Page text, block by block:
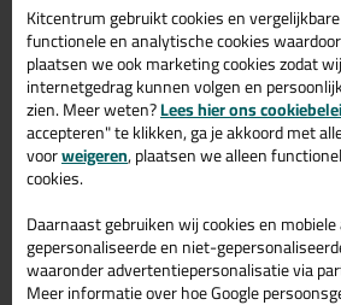
Tips & tricks voor Otto
In de volgende blogs wordt dit product
Hoe kit ik een (natuursteen)
Welke Otto primer heb ik nodig?
Gerelateerde
Kitcentrum gebruikt cookies en
functionele en analytische cookies
plaatsen we ook marketing cookies zodat
internetgedrag kunnen volgen en
zien. Meer weten?Lees hier ons
accepteren" te klikken, ga je akkoord met
voorweigeren, plaatsen we alleen
cookies.
Daarnaast gebruiken wij cookies en
gepersonaliseerde en niet-
waaronder advertentiepersonalisatie via
Meer informatie over hoe Google